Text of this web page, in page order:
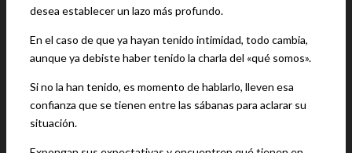
desea establecer un lazo más profundo.
En el caso de que ya hayan tenido intimidad, todo cambia,
aunque ya debiste haber tenido la charla del «qué somos».
Si no la han tenido, es momento de hablarlo, lleven esa
confianza que se tienen entre las sábanas para aclarar su
situación.